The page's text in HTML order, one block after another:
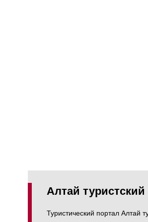
Алтай туристский
Туристический портал Алтай